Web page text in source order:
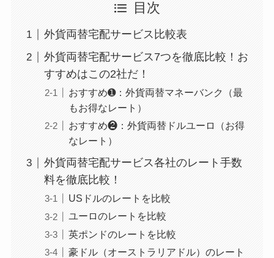
目次
外貨両替宅配サービス比較表
外貨両替宅配サービス7つを徹底比較！お
すすめはこの2社だ！
おすすめ➊：外貨両替マネーバンク（最
もお得なレート）
おすすめ❷：外貨両替ドルユーロ（お得
なレート）
外貨両替宅配サービス各社のレート手数
料を徹底比較！
USドルのレートを比較
ユーロのレートを比較
英ポンドのレートを比較
豪ドル（オーストラリアドル）のレート